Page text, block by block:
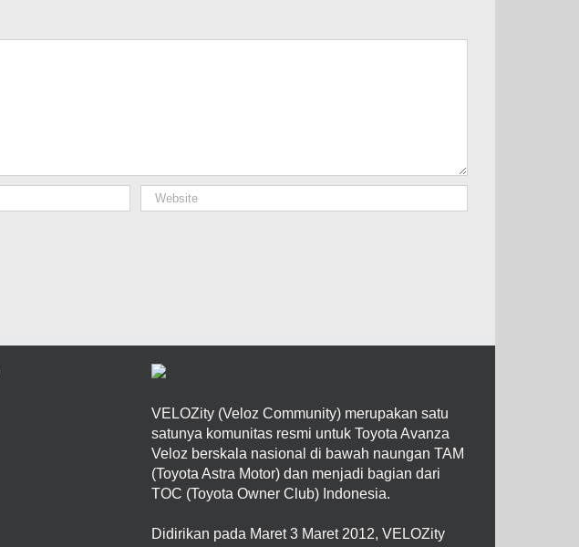
VELOZity (Veloz Community) merupakan satu
satunya komunitas resmi untuk Toyota Avanza
Veloz berskala nasional di bawah naungan TAM
(Toyota Astra Motor) dan menjadi bagian dari
TOC (Toyota Owner Club) Indonesia.
Didirikan pada Maret 3 Maret 2012, VELOZity